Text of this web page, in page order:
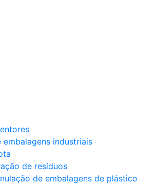
embalagens industriais
de resíduos
de embalagens de plástico